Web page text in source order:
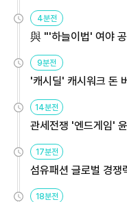
4분전
與 "'하늘이법' 여야
9분전
'캐시딜' 캐시워크 돈
14분전
관세전쟁 '엔드게임'
용해야
17분전
섬유패션 글로벌 경
원
18분전